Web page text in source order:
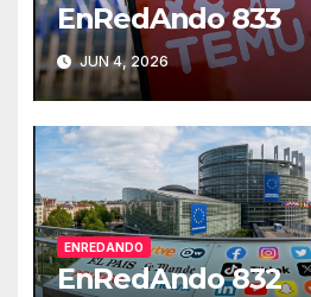
EnRedAndo 833
JUN 4, 2026
ENREDANDO
EnRedAndo 832